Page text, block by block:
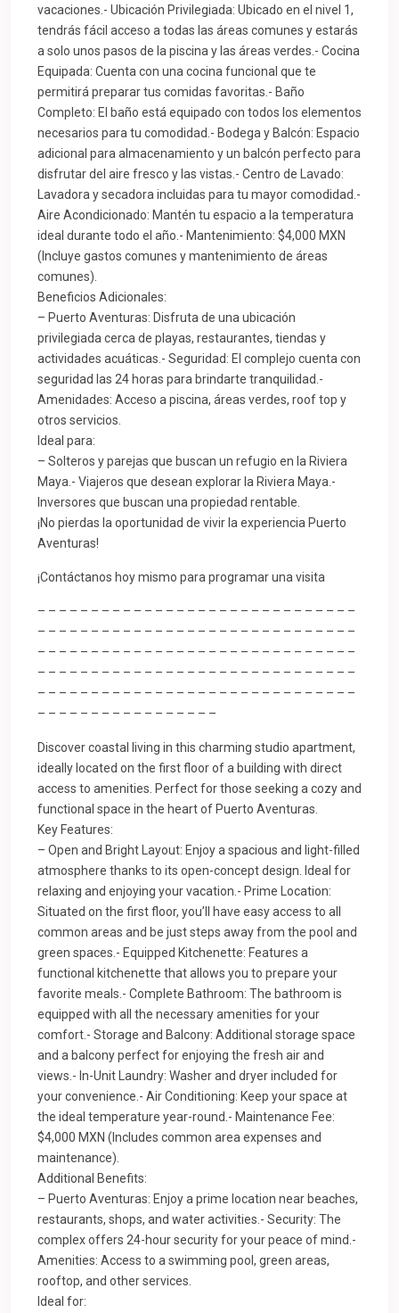
vacaciones.- Ubicación Privilegiada: Ubicado en el nivel 1,
tendrás fácil acceso a todas las áreas comunes y estarás
a solo unos pasos de la piscina y las áreas verdes.- Cocina
Equipada: Cuenta con una cocina funcional que te
permitirá preparar tus comidas favoritas.- Baño
Completo: El baño está equipado con todos los elementos
necesarios para tu comodidad.- Bodega y Balcón: Espacio
adicional para almacenamiento y un balcón perfecto para
disfrutar del aire fresco y las vistas.- Centro de Lavado:
Lavadora y secadora incluidas para tu mayor comodidad.-
Aire Acondicionado: Mantén tu espacio a la temperatura
ideal durante todo el año.- Mantenimiento: $4,000 MXN
(Incluye gastos comunes y mantenimiento de áreas
comunes).
Beneficios Adicionales:
– Puerto Aventuras: Disfruta de una ubicación
privilegiada cerca de playas, restaurantes, tiendas y
actividades acuáticas.- Seguridad: El complejo cuenta con
seguridad las 24 horas para brindarte tranquilidad.-
Amenidades: Acceso a piscina, áreas verdes, roof top y
otros servicios.
Ideal para:
– Solteros y parejas que buscan un refugio en la Riviera
Maya.- Viajeros que desean explorar la Riviera Maya.-
Inversores que buscan una propiedad rentable.
¡No pierdas la oportunidad de vivir la experiencia Puerto
Aventuras!
¡Contáctanos hoy mismo para programar una visita
– – – – – – – – – – – – – – – – – – – – – – – – – – – – – –
– – – – – – – – – – – – – – – – – – – – – – – – – – – – – –
– – – – – – – – – – – – – – – – – – – – – – – – – – – – – –
– – – – – – – – – – – – – – – – – – – – – – – – – – – – – –
– – – – – – – – – – – – – – – – – – – – – – – – – – – – – –
– – – – – – – – – – – – – – – – –
Discover coastal living in this charming studio apartment,
ideally located on the first floor of a building with direct
access to amenities. Perfect for those seeking a cozy and
functional space in the heart of Puerto Aventuras.
Key Features:
– Open and Bright Layout: Enjoy a spacious and light-filled
atmosphere thanks to its open-concept design. Ideal for
relaxing and enjoying your vacation.- Prime Location:
Situated on the first floor, you’ll have easy access to all
common areas and be just steps away from the pool and
green spaces.- Equipped Kitchenette: Features a
functional kitchenette that allows you to prepare your
favorite meals.- Complete Bathroom: The bathroom is
equipped with all the necessary amenities for your
comfort.- Storage and Balcony: Additional storage space
and a balcony perfect for enjoying the fresh air and
views.- In-Unit Laundry: Washer and dryer included for
your convenience.- Air Conditioning: Keep your space at
the ideal temperature year-round.- Maintenance Fee:
$4,000 MXN (Includes common area expenses and
maintenance).
Additional Benefits:
– Puerto Aventuras: Enjoy a prime location near beaches,
restaurants, shops, and water activities.- Security: The
complex offers 24-hour security for your peace of mind.-
Amenities: Access to a swimming pool, green areas,
rooftop, and other services.
Ideal for: